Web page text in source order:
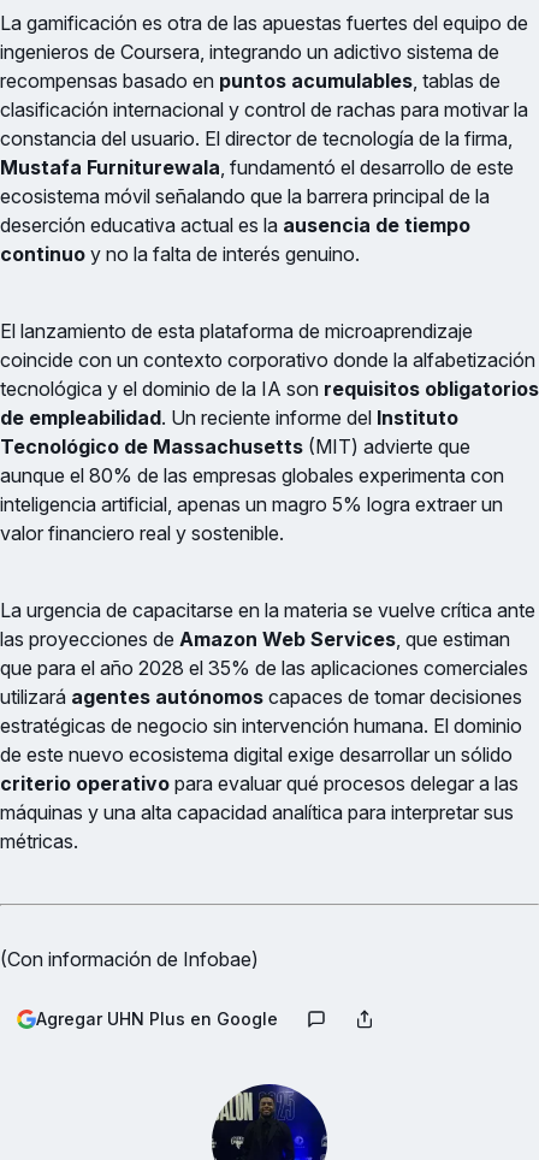
La gamificación es otra de las apuestas fuertes del equipo de
ingenieros de Coursera, integrando un adictivo sistema de
recompensas basado en puntos acumulables , tablas de
clasificación internacional y control de rachas para motivar la
constancia del usuario. El director de tecnología de la firma,
Mustafa Furniturewala , fundamentó el desarrollo de este
ecosistema móvil señalando que la barrera principal de la
deserción educativa actual es la ausencia de tiempo
continuo y no la falta de interés genuino.
El lanzamiento de esta plataforma de microaprendizaje
coincide con un contexto corporativo donde la alfabetización
tecnológica y el dominio de la IA son requisitos obligatorios
de empleabilidad. Un reciente informe del Instituto
Tecnológico de Massachusetts (MIT) advierte que
aunque el 80% de las empresas globales experimenta con
inteligencia artificial, apenas un magro 5% logra extraer un
valor financiero real y sostenible.
La urgencia de capacitarse en la materia se vuelve crítica ante
las proyecciones de Amazon Web Services , que estiman
que para el año 2028 el 35% de las aplicaciones comerciales
utilizará agentes autónomos capaces de tomar decisiones
estratégicas de negocio sin intervención humana. El dominio
de este nuevo ecosistema digital exige desarrollar un sólido
criterio operativo para evaluar qué procesos delegar a las
máquinas y una alta capacidad analítica para interpretar sus
métricas.
(Con información de Infobae)
Agregar UHN Plus en Google